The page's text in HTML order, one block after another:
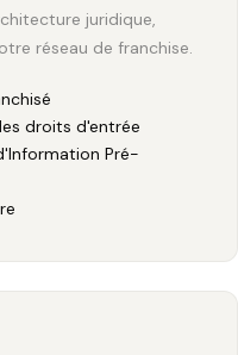
juridique,
réseau de franchise.
droits d'entrée
Pré-